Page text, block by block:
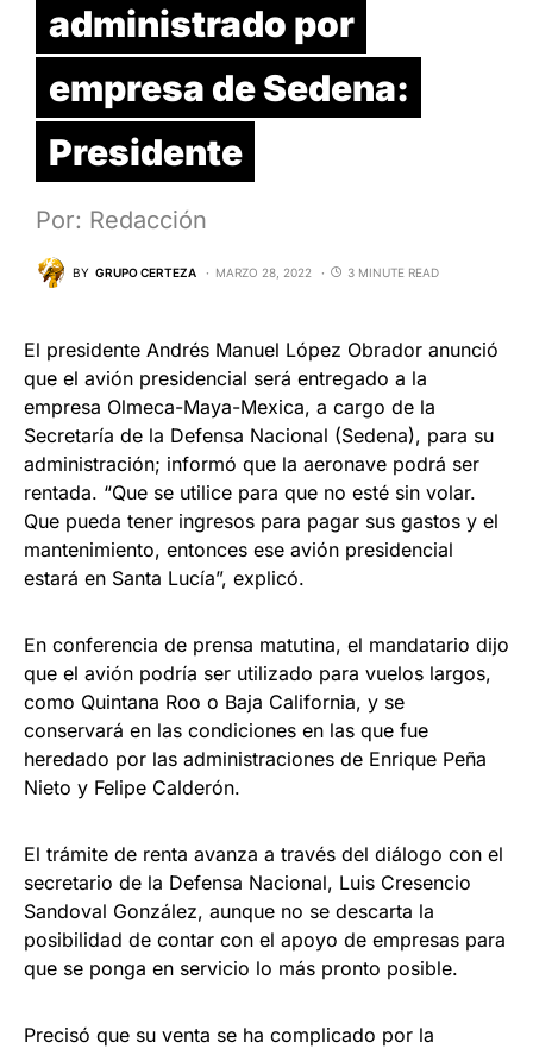
administrado por
empresa de Sedena:
Presidente
Por: Redacción
BY GRUPO CERTEZA MARZO 28, 2022 3 MINUTE READ
El presidente Andrés Manuel López Obrador anunció
que el avión presidencial será entregado a la
empresa Olmeca-Maya-Mexica, a cargo de la
Secretaría de la Defensa Nacional (Sedena), para su
administración; informó que la aeronave podrá ser
rentada. “Que se utilice para que no esté sin volar.
Que pueda tener ingresos para pagar sus gastos y el
mantenimiento, entonces ese avión presidencial
estará en Santa Lucía”, explicó.
En conferencia de prensa matutina, el mandatario dijo
que el avión podría ser utilizado para vuelos largos,
como Quintana Roo o Baja California, y se
conservará en las condiciones en las que fue
heredado por las administraciones de Enrique Peña
Nieto y Felipe Calderón.
El trámite de renta avanza a través del diálogo con el
secretario de la Defensa Nacional, Luis Cresencio
Sandoval González, aunque no se descarta la
posibilidad de contar con el apoyo de empresas para
que se ponga en servicio lo más pronto posible.
Precisó que su venta se ha complicado por la